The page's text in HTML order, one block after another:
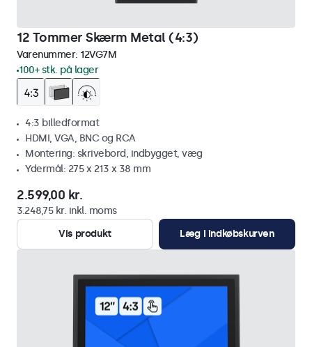
12 Tommer Skærm Metal (4:3)
Varenummer: 12VG7M
100+ stk. på lager
4:3 billedformat
HDMI, VGA, BNC og RCA
Montering: skrivebord, indbygget, væg
Ydermål: 275 x 213 x 38 mm
2.599,00 kr.
3.248,75 kr. inkl. moms
Vis produkt
Læg i indkøbskurven